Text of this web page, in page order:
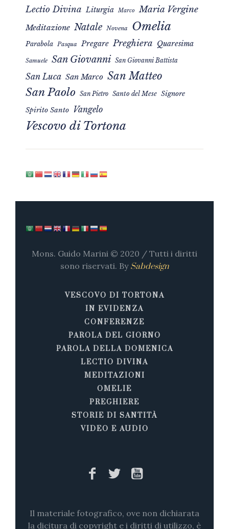
Lectio Divina Liturgia Marco Maria Vergine
Meditazione Natale Novena Omelia
Parabola Pasqua Pregare Preghiera Quaresima
Samuele San Giovanni San Giovanni Battista
San Luca San Marco San Matteo
San Paolo San Pietro Santo del Mese Signore
Spirito Santo Vangelo
Vescovo di Tortona
Mons. Guido Marini © 2020 / Tutti i diritti
sono riservati. By Sabdesign
VESCOVO DI TORTONA
IN EVIDENZA
CONFERENZE
PAROLA DEL GIORNO
PAROLA DELLA DOMENICA
LECTIO DIVINA
MEDITAZIONI
OMELIE
PREGHIERE
STORIE DI SANTITÀ
VIDEO E AUDIO
Il materiale fotografico, ove non dichiarata
la dicitura di copyright e i diritti di utilizzo, è